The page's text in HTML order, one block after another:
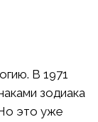
В 1971
зодиака
это уже